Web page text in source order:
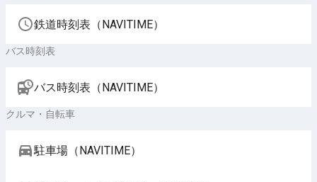
鉄道時刻表（NAVITIME）
バス時刻表
バス時刻表（NAVITIME）
クルマ・自転車
駐車場（NAVITIME）